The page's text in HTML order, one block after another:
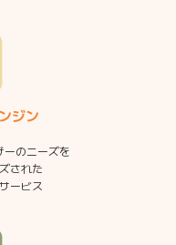
ジン
ーのニーズを
された
ービス